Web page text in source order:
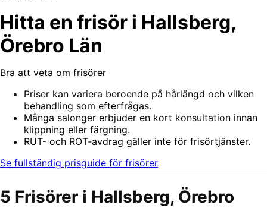
Hitta en frisör i Hallsberg,
Örebro Län
Bra att veta om frisörer
Priser kan variera beroende på hårlängd och vilken
behandling som efterfrågas.
Många salonger erbjuder en kort konsultation innan
klippning eller färgning.
RUT- och ROT-avdrag gäller inte för frisörtjänster.
Se fullständig prisguide för frisörer
5 Frisörer i Hallsberg, Örebro